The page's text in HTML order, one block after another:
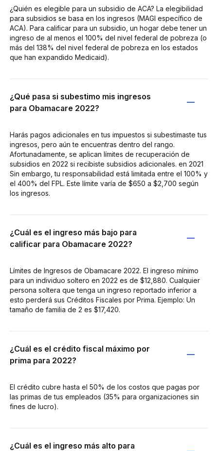
¿Quién es elegible para un subsidio de ACA? La elegibilidad
para subsidios se basa en los ingresos (MAGI específico de
ACA). Para calificar para un subsidio, un hogar debe tener un
ingreso de al menos el 100% del nivel federal de pobreza (o
más del 138% del nivel federal de pobreza en los estados
que han expandido Medicaid).
¿Qué pasa si subestimo mis ingresos
para Obamacare 2022?
Harás pagos adicionales en tus impuestos si subestimaste tus
ingresos, pero aún te encuentras dentro del rango.
Afortunadamente, se aplican límites de recuperación de
subsidios en 2022 si recibiste subsidios adicionales. en 2021
Sin embargo, tu responsabilidad está limitada entre el 100% y
el 400% del FPL. Este límite varía de $650 a $2,700 según
los ingresos.
¿Cuál es el ingreso más bajo para
calificar para Obamacare 2022?
Límites de Ingresos de Obamacare 2022. El ingreso mínimo
para un individuo soltero en 2022 es de $12,880. Cualquier
persona soltera que tenga un ingreso reportado inferior a
esto perderá sus Créditos Fiscales por Prima. Ejemplo: Un
tamaño de familia de 2 es $17,420.
¿Cuál es el crédito fiscal máximo por
prima para 2022?
El crédito cubre hasta el 50% de los costos que pagas por
las primas de tus empleados (35% para organizaciones sin
fines de lucro).
¿Cuál es el ingreso más alto para